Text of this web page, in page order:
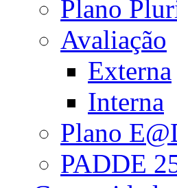
Plano
Avaliação
Externa
Interna
Plano
PADDE